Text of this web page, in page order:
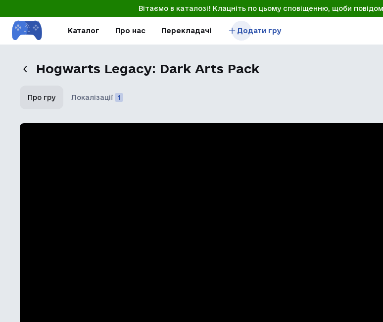
Вітаємо в каталозі! Клацніть по цьому сповіщенню, щоби
Каталог Про нас Перекладачі Додати гру
Hogwarts Legacy: Dark Arts Pack
Про гру Локалізації 1